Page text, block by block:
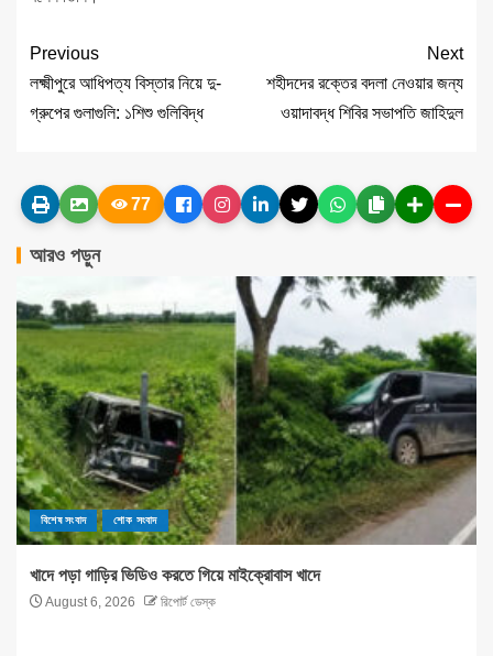
Previous
লক্ষ্মীপুরে আধিপত্য বিস্তার নিয়ে দু-
গ্রুপের গুলাগুলি: ১শিশু গুলিবিদ্ধ
Next
শহীদদের রক্তের বদলা নেওয়ার জন্য
ওয়াদাবদ্ধ শিবির সভাপতি জাহিদুল
77
আরও পড়ুন
বিশেষ সংবাদ শোক সংবাদ
খাদে পড়া গাড়ির ভিডিও করতে গিয়ে মাইক্রোবাস খাদে
August 6, 2026 রিপোর্ট ডেস্ক